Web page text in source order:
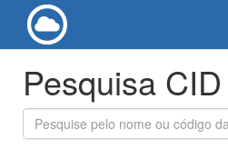
Pesquisa CID